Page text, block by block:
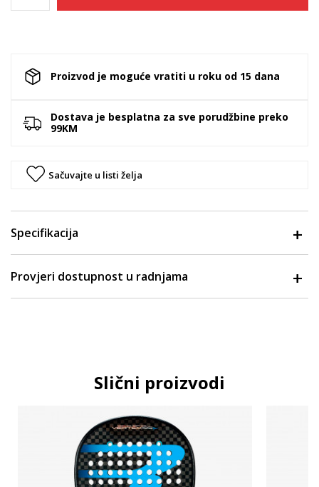
Proizvod je moguće vratiti u roku od 15 dana
Dostava je besplatna za sve porudžbine preko
99KM
Sačuvajte u listi želja
Specifikacija
Provjeri dostupnost u radnjama
Slični proizvodi